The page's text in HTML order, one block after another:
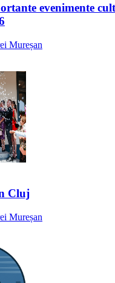
evenimente
Mureșan
Cluj
Mureșan